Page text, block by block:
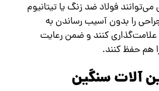
فولاد ضد زنگ یا تیتانیوم
جراحی را بدون آسیب رساندن به
کنند و ضمن رعایت
هم حفظ کنند.
آلات سنگین